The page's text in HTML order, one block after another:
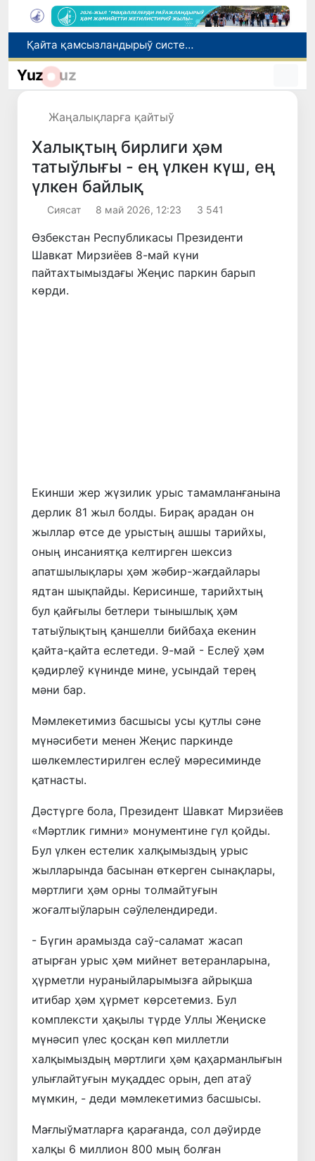
Өзбекстанда төлемли автомобиль жолларын жаратыў ҳәм олардан пайдаланыў тәртиби белгиленди
Өзбекстанда дем алыс күнлери ыссы болады: ҳаўа +42 градусқа шекем ысыйды
Yuz uz
Жаңалықларға қайтыў
Халықтың бирлиги ҳәм
татыўлығы - ең үлкен күш, ең
үлкен байлық
Сиясат 8 май 2026, 12:23 3 541
Өзбекстан Республикасы Президенти
Шавкат Мирзиёев 8-май күни
пайтахтымыздағы Жеңис паркин барып
көрди.
Екинши жер жүзилик урыс тамамланғанына
дерлик 81 жыл болды. Бирақ арадан он
жыллар өтсе де урыстың ашшы тарийхы,
оның инсаниятқа келтирген шексиз
апатшылықлары ҳәм жәбир-жағдайлары
ядтан шықпайды. Керисинше, тарийхтың
бул қайғылы бетлери тынышлық ҳәм
татыўлықтың қаншелли бийбаҳа екенин
қайта-қайта еслетеди. 9-май - Еслеў ҳәм
қәдирлеў күнинде мине, усындай терең
мәни бар.
Мәмлекетимиз басшысы усы қутлы сәне
мүнәсибети менен Жеңис паркинде
шөлкемлестирилген еслеў мәресиминде
қатнасты.
Дәстүрге бола, Президент Шавкат Мирзиёев
«Мәртлик гимни» монументине гүл қойды.
Бул үлкен естелик халқымыздың урыс
жылларында басынан өткерген сынақлары,
мәртлиги ҳәм орны толмайтуғын
жоғалтыўларын сәўлелендиреди.
- Бүгин арамызда саў-саламат жасап
атырған урыс ҳәм мийнет ветеранларына,
ҳүрметли нураныйларымызға айрықша
итибар ҳәм ҳүрмет көрсетемиз. Бул
комплексти ҳақылы түрде Уллы Жеңиске
мүнәсип үлес қосқан көп миллетли
халқымыздың мәртлиги ҳәм қаҳарманлығын
улығлайтуғын муқаддес орын, деп атаў
мүмкин, - деди мәмлекетимиз басшысы.
Мағлыўматларға қарағанда, сол дәўирде
халқы 6 миллион 800 мың болған